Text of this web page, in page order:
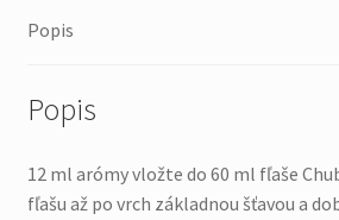
Popis
Popis
12 ml arómy vložte do 60 ml fľaše
fľašu až po vrch základnou šťavou a